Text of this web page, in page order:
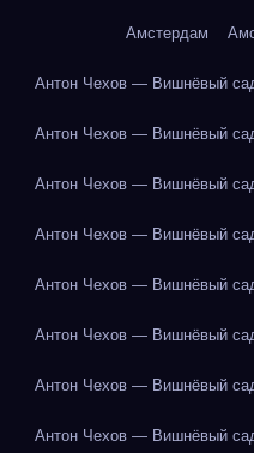
Амстердам
Антон Чехов — Вишнёвый
Антон Чехов — Вишнёвый
Антон Чехов — Вишнёвый
Антон Чехов — Вишнёвый
Антон Чехов — Вишнёвый
Антон Чехов — Вишнёвый
Антон Чехов — Вишнёвый
Антон Чехов — Вишнёвый